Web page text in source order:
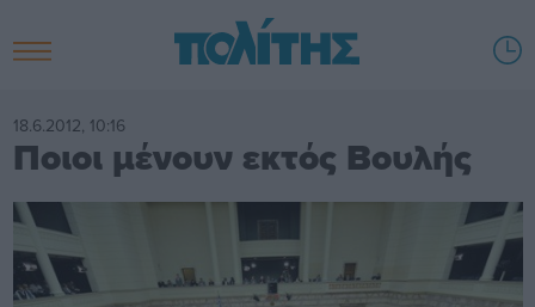
18.6.2012, 10:16
Ποιοι μένουν εκτός Βουλής